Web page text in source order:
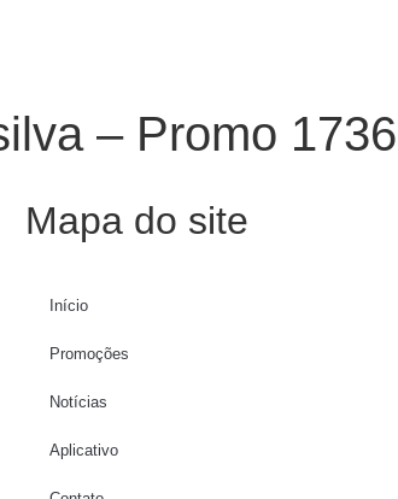
– Promo 1736
Mapa do site
Início
Promoções
Notícias
Aplicativo